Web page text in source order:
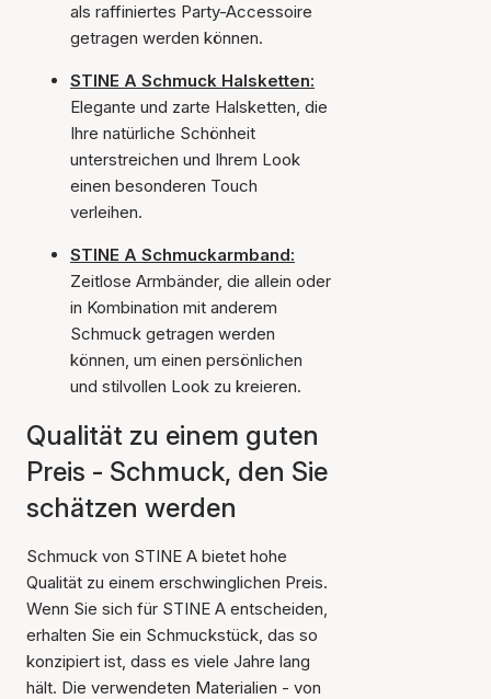
als raffiniertes Party-Accessoire
getragen werden können.
STINE A Schmuck Halsketten:
Elegante und zarte Halsketten, die
Ihre natürliche Schönheit
unterstreichen und Ihrem Look
einen besonderen Touch
verleihen.
STINE A Schmuckarmband:
Zeitlose Armbänder, die allein oder
in Kombination mit anderem
Schmuck getragen werden
können, um einen persönlichen
und stilvollen Look zu kreieren.
Qualität zu einem guten
Preis - Schmuck, den Sie
schätzen werden
Schmuck von STINE A bietet hohe
Qualität zu einem erschwinglichen Preis.
Wenn Sie sich für STINE A entscheiden,
erhalten Sie ein Schmuckstück, das so
konzipiert ist, dass es viele Jahre lang
hält. Die verwendeten Materialien - von